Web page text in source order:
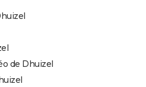
de Dhuizel